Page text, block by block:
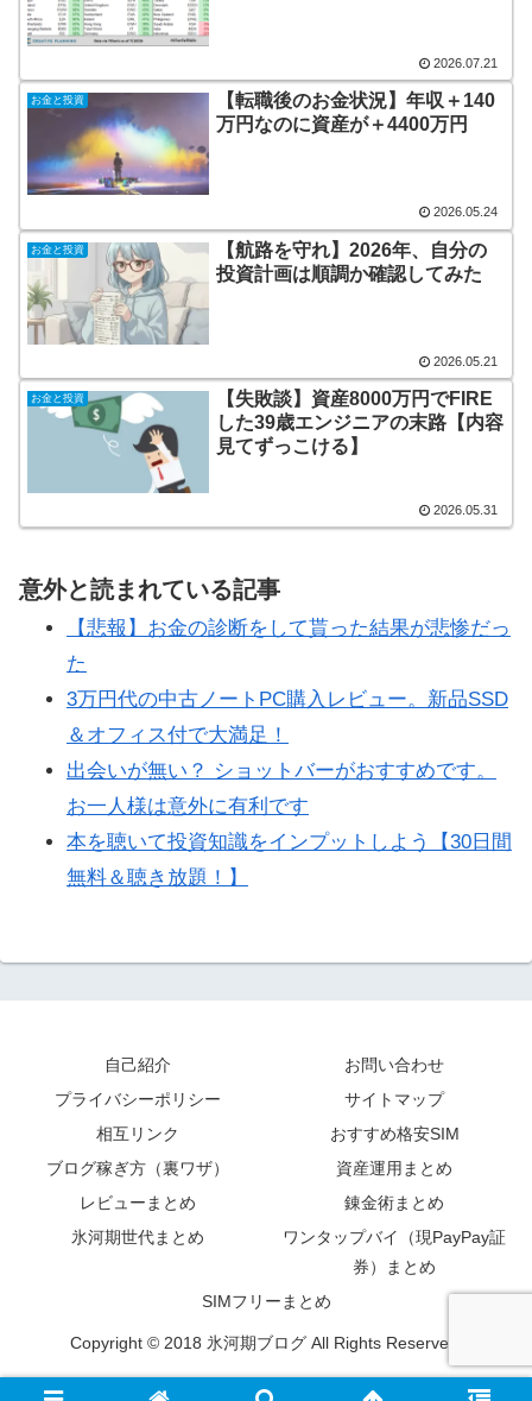
2026.07.21
お金と投資
【転職後のお金状況】年収＋140
万円なのに資産が＋4400万円
2026.05.24
お金と投資
【航路を守れ】2026年、自分の
投資計画は順調か確認してみた
2026.05.21
お金と投資
【失敗談】資産8000万円でFIRE
した39歳エンジニアの末路【内容
見てずっこける】
2026.05.31
意外と読まれている記事
【悲報】お金の診断をして貰った結果が悲惨だっ
た
3万円代の中古ノートPC購入レビュー。新品SSD
＆オフィス付で大満足！
出会いが無い？ ショットバーがおすすめです。
お一人様は意外に有利です
本を聴いて投資知識をインプットしよう【30日間
無料＆聴き放題！】
自己紹介
お問い合わせ
プライバシーポリシー
サイトマップ
相互リンク
おすすめ格安SIM
ブログ稼ぎ方（裏ワザ）
資産運用まとめ
レビューまとめ
錬金術まとめ
氷河期世代まとめ
ワンタップバイ（現PayPay証
券）まとめ
SIMフリーまとめ
Copyright © 2018 氷河期ブログ All Rights Reserved.